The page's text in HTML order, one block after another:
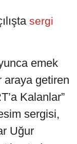
sergi
emek
araya getiren
Kalanlar”
sergisi,
Uğur